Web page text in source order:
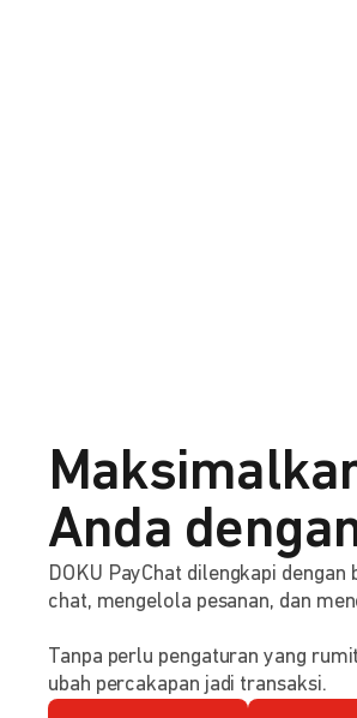
Anda
DOKU PayChat dilengkapi
chat, mengelola pesanan, dan
Tanpa perlu pengaturan yang
ubah percakapan jadi transaksi.